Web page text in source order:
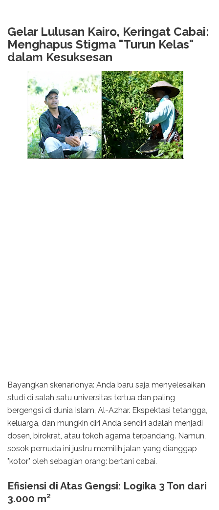
Gelar Lulusan Kairo, Keringat Cabai:
Menghapus Stigma "Turun Kelas"
dalam Kesuksesan
Bayangkan skenarionya: Anda baru saja menyelesaikan
studi di salah satu universitas tertua dan paling
bergengsi di dunia Islam, Al-Azhar. Ekspektasi tetangga,
keluarga, dan mungkin diri Anda sendiri adalah menjadi
dosen, birokrat, atau tokoh agama terpandang. Namun,
sosok pemuda ini justru memilih jalan yang dianggap
"kotor" oleh sebagian orang: bertani cabai.
Efisiensi di Atas Gengsi: Logika 3 Ton dari
3.000 m²